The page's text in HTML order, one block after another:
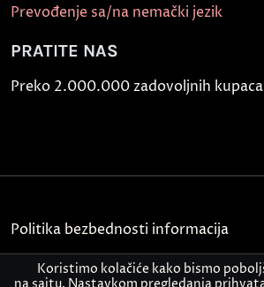
Prevođenje sa/na nemački jezik
PRATITE NAS
Preko 2.000.000 zadovoljnih
Politika bezbednosti informacija
Kontakt
Koristimo kolačiće kako bismo